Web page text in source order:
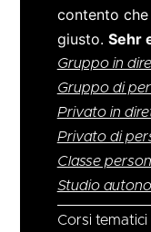
contento
giusto. Sehr
Gruppo in
Gruppo di
Privato in
Privato di
Classe
Studio
Corsi tematici